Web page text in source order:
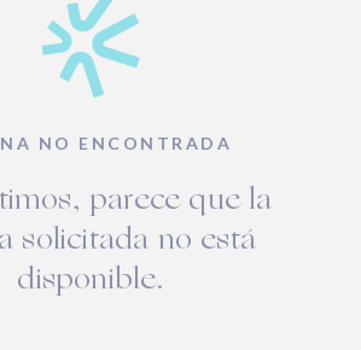
NO ENCONTRADA
parece que la
solicitada no está
disponible.